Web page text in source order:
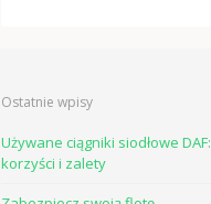
Ostatnie wpisy
Używane ciągniki siodłowe DAF:
korzyści i zalety